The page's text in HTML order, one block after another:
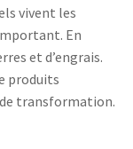
vivent les
En
et d’engrais.
produits
transformation.